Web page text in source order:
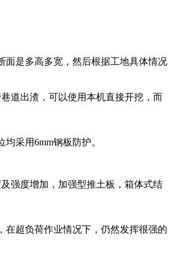
面是多高多宽，然后根据工地具体情况
道出渣，可以使用本机直接开挖，而
采用6mm钢板防护。
强度增加，加强型推土板，箱体式结
在超负荷作业情况下，仍然发挥很强的